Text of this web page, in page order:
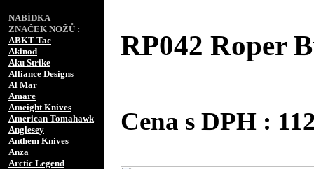
NABÍDKA
ZNAČEK NOŽŮ :
ABKT Tac
Akinod
Aku Strike
Alliance Designs
Al Mar
Amare
Ameight Knives
American Tomahawk
Anglesey
Anthem Knives
Anza
Arctic Legend
RP042 Roper
Cena s DPH :